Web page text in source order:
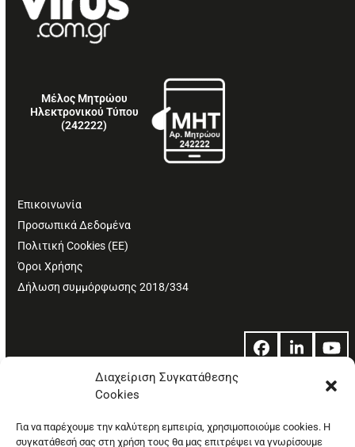
Διαχείριση Συγκατάθεσης
Cookies
Για να παρέχουμε την καλύτερη εμπειρία, χρησιμοποιούμε cookies. Η
συγκατάθεσή σας στη χρήση τους θα μας επιτρέψει να γνωρίσουμε
Μέλος Μητρώου
Ηλεκτρονικού Τύπου
(242222)
Επικοινωνία
Προσωπικά Δεδομένα
Πολιτική Cookies (ΕΕ)
Όροι Χρήσης
Δήλωση συμμόρφωσης 2018/334
Facebook
LinkedIn
© Copyright: Ethos Media S.A.